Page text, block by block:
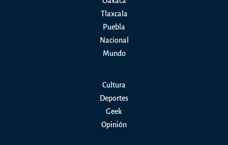
Tlaxcala
Puebla
Nacional
Mundo
Cultura
Deportes
Geek
Opinión